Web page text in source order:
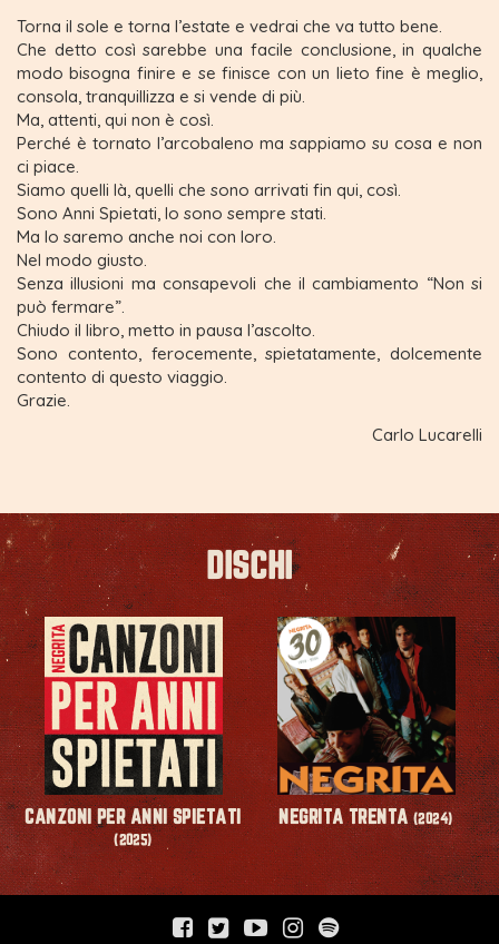
Torna il sole e torna l’estate e vedrai che va tutto bene.
Che detto così sarebbe una facile conclusione, in qualche
modo bisogna finire e se finisce con un lieto fine è meglio,
consola, tranquillizza e si vende di più.
Ma, attenti, qui non è così.
Perché è tornato l’arcobaleno ma sappiamo su cosa e non
ci piace.
Siamo quelli là, quelli che sono arrivati fin qui, così.
Sono Anni Spietati, lo sono sempre stati.
Ma lo saremo anche noi con loro.
Nel modo giusto.
Senza illusioni ma consapevoli che il cambiamento “Non si
può fermare”.
Chiudo il libro, metto in pausa l’ascolto.
Sono contento, ferocemente, spietatamente, dolcemente
contento di questo viaggio.
Grazie.
Carlo Lucarelli
DISCHI
CANZONI PER ANNI SPIETATI
(2025)
NEGRITA TRENTA(2024)